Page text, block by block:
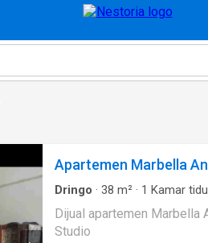
Apartemen Marbella
Dringo · 38 m² · 1 Kamar
bawaan·Garasi· Cctv·Area
Deck·Akses bagi
Dijual apartemen Marbella
Studio